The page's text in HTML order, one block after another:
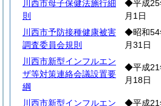
川西市母子保健法施行細
則
◆平成25
月1日
川西市予防接種健康被害
調査委員会規則
◆昭和54
月31日
川西市新型インフルエン
ザ等対策連絡会議設置要
綱
◆平成21
月18日
川西市新型インフルエン
◆平成21